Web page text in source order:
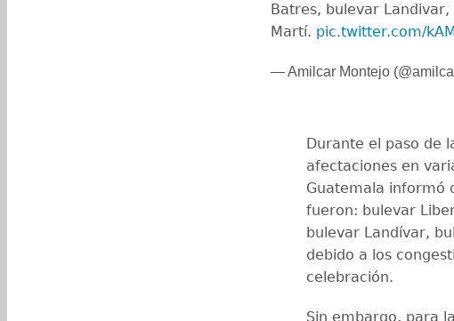
Batres, bulevar
Martí. pic.twitter.com/
— Amilcar Montejo
Durante el paso de
afectaciones en
Guatemala informó
fueron: bulevar
bulevar Landívar,
debido a los
celebración.
Sin embargo, para